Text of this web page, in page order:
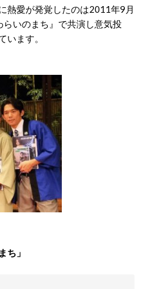
熱愛が発覚したのは2011年9月
いのまち』で共演し意気投
います。
ち」